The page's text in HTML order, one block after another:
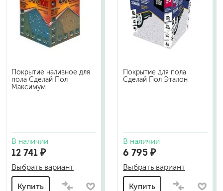
Покрытие наливное для
пола Сделай Пол
Максимум
В наличии
12 741 ₽
Выбрать вариант
Купить
Покрытие для пола
Сделай Пол Эталон
В наличии
6 795 ₽
Выбрать вариант
Купить